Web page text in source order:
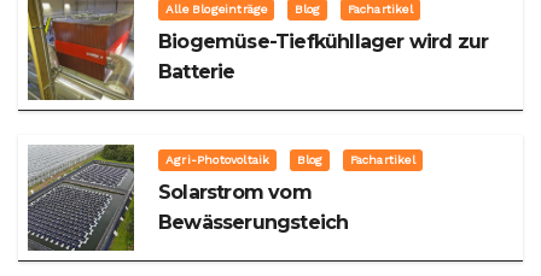
Alle Blogeinträge Blog Fachartikel
Biogemüse-Tiefkühllager wird zur
Batterie
Agri-Photovoltaik Blog Fachartikel
Solarstrom vom
Bewässerungsteich